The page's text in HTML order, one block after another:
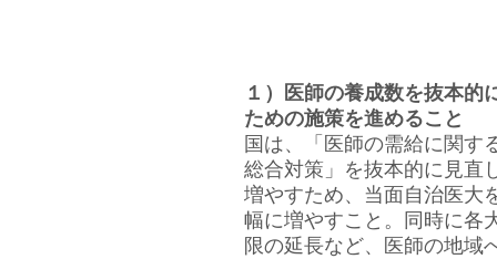
１）医師の養成数を抜本的
ための施策を進めること
国は、「医師の需給に関す
総合対策」を抜本的に見直
増やすため、当面自治医大
幅に増やすこと。同時に各
限の延長など、医師の地域